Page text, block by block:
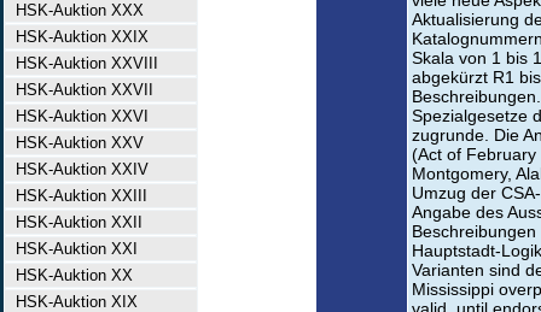
HSK-Auktion XXX
HSK-Auktion XXIX
HSK-Auktion XXVIII
HSK-Auktion XXVII
HSK-Auktion XXVI
HSK-Auktion XXV
HSK-Auktion XXIV
HSK-Auktion XXIII
HSK-Auktion XXII
HSK-Auktion XXI
HSK-Auktion XX
HSK-Auktion XIX
Aktualisierung
Skala von 1 bis
abgekürzt R1
Spezialgesetze
zugrunde. Die
(Act of February
Montgomery,
Umzug der
Angabe des
Hauptstadt-
Varianten sind
Mississippi